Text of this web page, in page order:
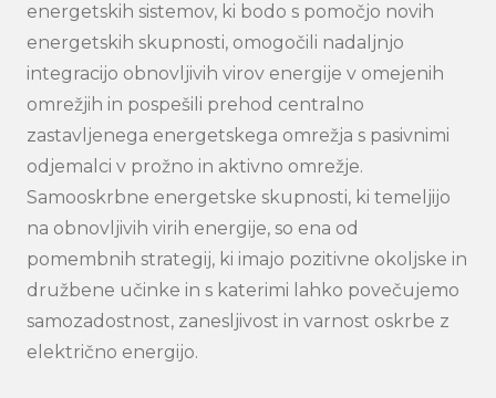
energetskih sistemov, ki bodo s pomočjo novih
energetskih skupnosti, omogočili nadaljnjo
integracijo obnovljivih virov energije v omejenih
omrežjih in pospešili prehod centralno
zastavljenega energetskega omrežja s pasivnimi
odjemalci v prožno in aktivno omrežje.
Samooskrbne energetske skupnosti, ki temeljijo
na obnovljivih virih energije, so ena od
pomembnih strategij, ki imajo pozitivne okoljske in
družbene učinke in s katerimi lahko povečujemo
samozadostnost, zanesljivost in varnost oskrbe z
električno energijo.